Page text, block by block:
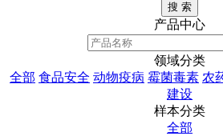
搜 索
产品中心
领域分类
全部 食品安全 动物疫病 霉菌毒素 农
建设
样本分类
全部